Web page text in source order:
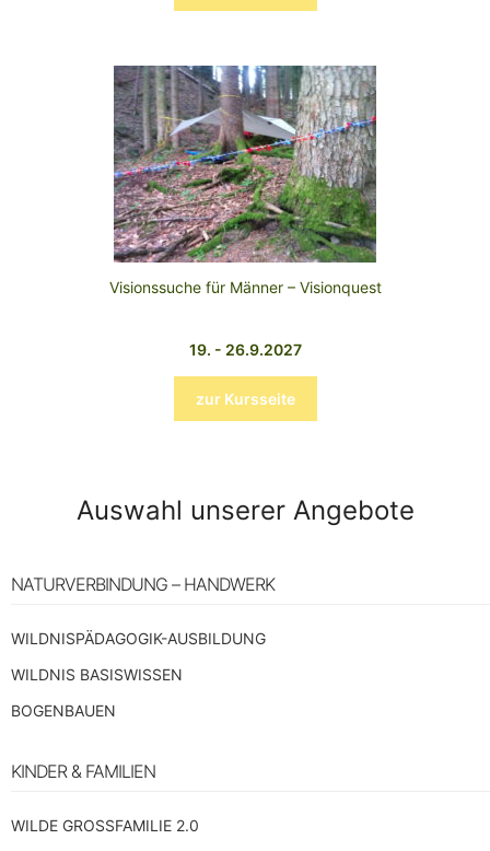
Visionssuche für Männer – Visionquest
19. - 26.9.2027
zur Kursseite
Auswahl unserer Angebote
NATURVERBINDUNG – HANDWERK
WILDNISPÄDAGOGIK-AUSBILDUNG
WILDNIS BASISWISSEN
BOGENBAUEN
KINDER & FAMILIEN
WILDE GROSSFAMILIE 2.0